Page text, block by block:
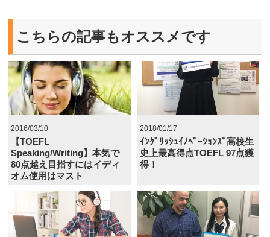
こちらの記事もオススメです
2016/03/10
【TOEFL
Speaking/Writing】本気で
80点越え目指すにはイディ
オム使用はマスト
2018/01/17
ｲﾝｸﾞﾘｯｼｭｲﾉﾍﾞｰｼｮﾝｽﾞ高校生
史上最高得点TOEFL 97点獲
得！